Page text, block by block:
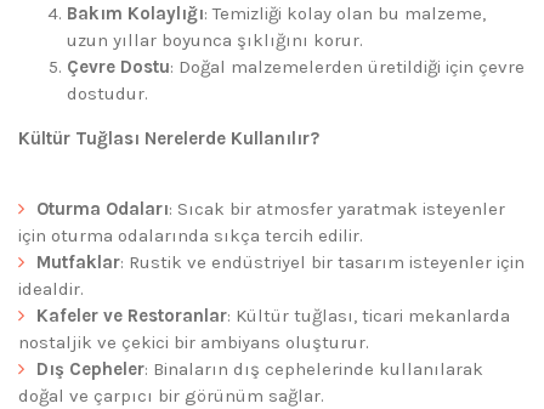
Bakım Kolaylığı: Temizliği kolay olan bu malzeme,
uzun yıllar boyunca şıklığını korur.
Çevre Dostu: Doğal malzemelerden üretildiği için çevre
dostudur.
Kültür Tuğlası Nerelerde Kullanılır?
Oturma Odaları: Sıcak bir atmosfer yaratmak isteyenler
için oturma odalarında sıkça tercih edilir.
Mutfaklar: Rustik ve endüstriyel bir tasarım isteyenler için
idealdir.
Kafeler ve Restoranlar: Kültür tuğlası, ticari mekanlarda
nostaljik ve çekici bir ambiyans oluşturur.
Dış Cepheler: Binaların dış cephelerinde kullanılarak
doğal ve çarpıcı bir görünüm sağlar.